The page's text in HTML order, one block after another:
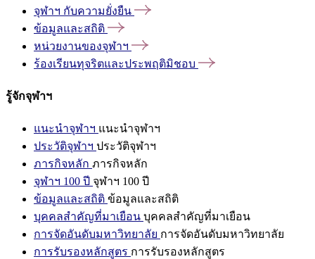
จุฬาฯ กับความยั่งยืน
ข้อมูลและสถิติ
หน่วยงานของจุฬาฯ
ร้องเรียนทุจริตและประพฤติมิชอบ
รู้จักจุฬาฯ
แนะนำจุฬาฯ แนะนำจุฬาฯ
ประวัติจุฬาฯ ประวัติจุฬาฯ
ภารกิจหลัก ภารกิจหลัก
จุฬาฯ 100 ปี จุฬาฯ 100 ปี
ข้อมูลและสถิติ ข้อมูลและสถิติ
บุคคลสำคัญที่มาเยือน บุคคลสำคัญที่มาเยือน
การจัดอันดับมหาวิทยาลัย การจัดอันดับมหาวิทยาลัย
การรับรองหลักสูตร การรับรองหลักสูตร